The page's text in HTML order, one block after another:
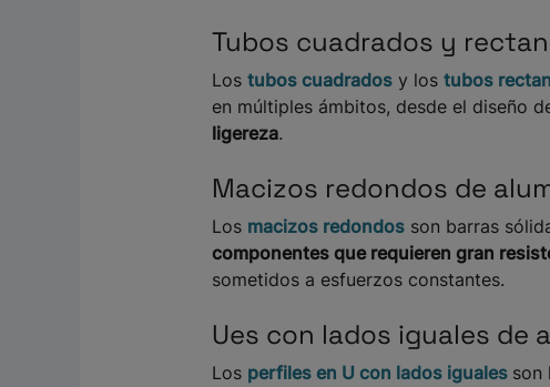
Tubos cuadrados y
Lostubos cuadrados y lostubos
en múltiples ámbitos, desde el diseño
ligereza.
Macizos redondos de
Los macizos redondos son barras
componentes que requieren gran
sometidos a esfuerzos constantes.
Ues con lados iguales de
Los perfiles en U con lados iguales son